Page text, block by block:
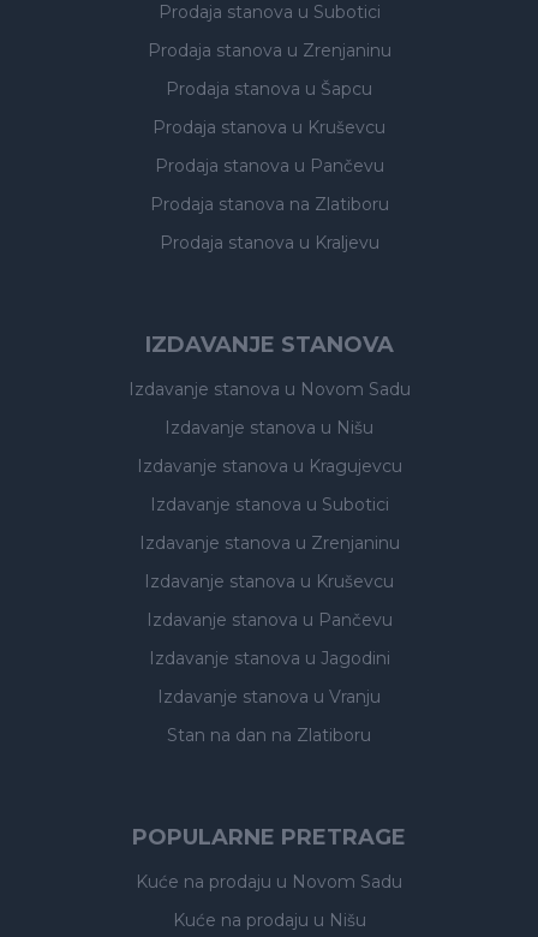
Prodaja stanova u Subotici
Prodaja stanova u Zrenjaninu
Prodaja stanova u Šapcu
Prodaja stanova u Kruševcu
Prodaja stanova u Pančevu
Prodaja stanova na Zlatiboru
Prodaja stanova u Kraljevu
IZDAVANJE STANOVA
Izdavanje stanova u Novom Sadu
Izdavanje stanova u Nišu
Izdavanje stanova u Kragujevcu
Izdavanje stanova u Subotici
Izdavanje stanova u Zrenjaninu
Izdavanje stanova u Kruševcu
Izdavanje stanova u Pančevu
Izdavanje stanova u Jagodini
Izdavanje stanova u Vranju
Stan na dan na Zlatiboru
POPULARNE PRETRAGE
Kuće na prodaju u Novom Sadu
Kuće na prodaju u Nišu